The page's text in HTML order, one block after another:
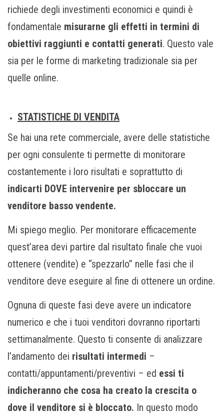
richiede degli investimenti economici e quindi è
fondamentale misurarne gli effetti in termini di
obiettivi raggiunti e contatti generati. Questo vale
sia per le forme di marketing tradizionale sia per
quelle online.
STATISTICHE DI VENDITA
Se hai una rete commerciale, avere delle statistiche
per ogni consulente ti permette di monitorare
costantemente i loro risultati e soprattutto di
indicarti DOVE intervenire per sbloccare un
venditore basso vendente.
Mi spiego meglio. Per monitorare efficacemente
quest’area devi partire dal risultato finale che vuoi
ottenere (vendite) e “spezzarlo” nelle fasi che il
venditore deve eseguire al fine di ottenere un ordine.
Ognuna di queste fasi deve avere un indicatore
numerico e che i tuoi venditori dovranno riportarti
settimanalmente. Questo ti consente di analizzare
l’andamento dei risultati intermedi –
contatti/appuntamenti/preventivi – ed essi ti
indicheranno che cosa ha creato la crescita o
dove il venditore si è bloccato. In questo modo